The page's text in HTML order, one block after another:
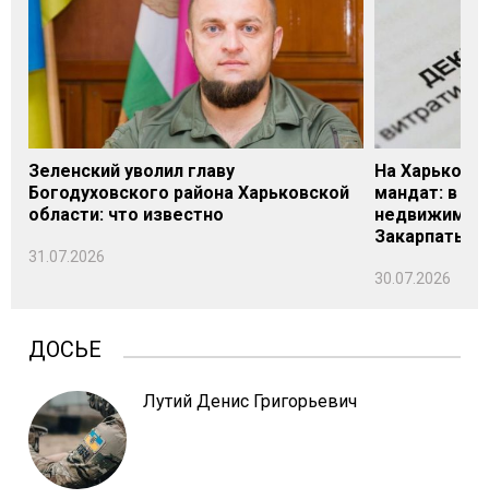
Зеленский уволил главу
Богодуховского района Харьковской
области: что известно
31.07.2026
На
мандат: в
Закарпатье
30.07.2026
ДОСЬЕ
Лутий Денис Григорьевич